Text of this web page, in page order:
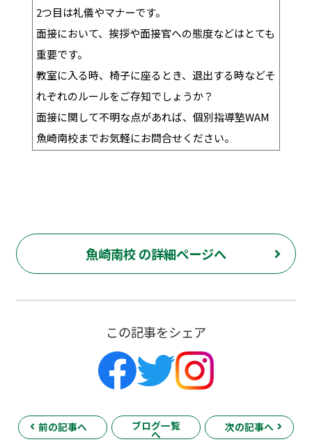
2つ目は礼儀やマナーです。
面接において、挨拶や面接官への態度などはとても
重要です。
教室に入る時、椅子に座るとき、退出する時などそ
れぞれのルールをご存知でしょうか？
面接に関して不明な点があれば、個別指導塾WAM
魚崎南校までお気軽にお問合せください。
魚崎南校 の詳細ページへ
この記事をシェア
前の記事へ ブログ一覧
へ
次の記事へ